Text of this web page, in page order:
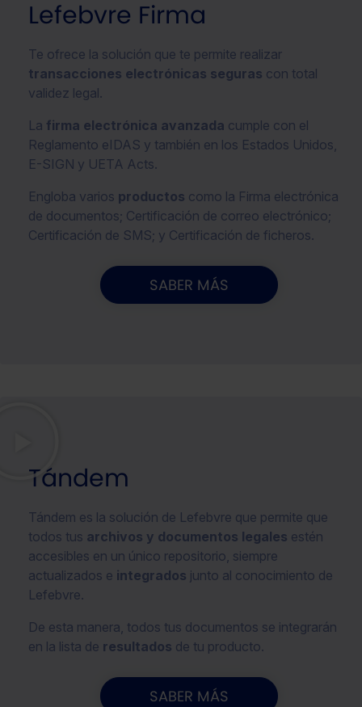
que sean indispensables para la navegación.
Saber más acerca de las cookies
Lefebvre Firma
Te ofrece la solución que te permite realizar
transacciones electrónicas seguras con total
validez legal.
La firma electrónica avanzada cumple con el
Reglamento eIDAS y también en los Estados Unidos,
E-SIGN y UETA Acts.
Engloba varios productos como la Firma electrónica
de documentos; Certificación de correo electrónico;
Certificación de SMS; y Certificación de ficheros.
SABER MÁS
Tándem
Tándem es la solución de Lefebvre que permite que
todos tus archivos y documentos legales estén
accesibles en un único repositorio, siempre
actualizados e integrados junto al conocimiento de
Lefebvre.
De esta manera, todos tus documentos se integrarán
en la lista de resultados de tu producto.
SABER MÁS